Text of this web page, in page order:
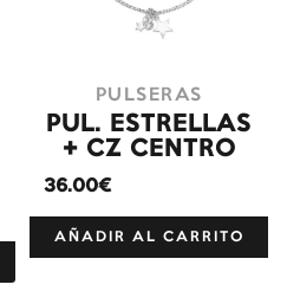
PULSERAS
PUL. ESTRELLAS
+ CZ CENTRO
36.00€
AÑADIR AL CARRITO